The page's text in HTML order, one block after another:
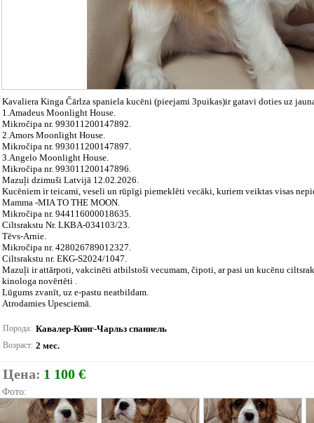
Kavaliera Kinga Čārlza spaniela kucēni (pieejami 3puikas)ir gatavi doties uz
1.Amadeus Moonlight House.
Mikročipa nr. 993011200147892.
2.Amors Moonlight House.
Mikročipa nr. 993011200147897.
3.Angelo Moonlight House.
Mikročipa nr. 993011200147896.
Mazuļi dzimuši Latvijā 12.02.2026.
Kucēniem ir teicami, veseli un rūpīgi piemeklēti vecāki, kuriem veiktas visas
Mamma -MIA TO THE MOON.
Mikročipa nr. 944116000018635.
Ciltsrakstu Nr. LKBA-034103/23.
Tēvs-Arnie.
Mikročipa nr. 428026789012327.
Ciltsrakstu nr. EKG-S2024/1047.
Mazuļi ir attārpoti, vakcinēti atbilstoši vecumam, čipoti, ar pasi un kucēnu
kinologa novērtēti .
Lūgums zvanīt, uz e-pastu neatbildam.
Atrodamies Upesciemā.
Порода: Кавалер-Кинг-Чарльз спаниель
Возраст: 2 мес.
Цена: 1 100 €
Фото: